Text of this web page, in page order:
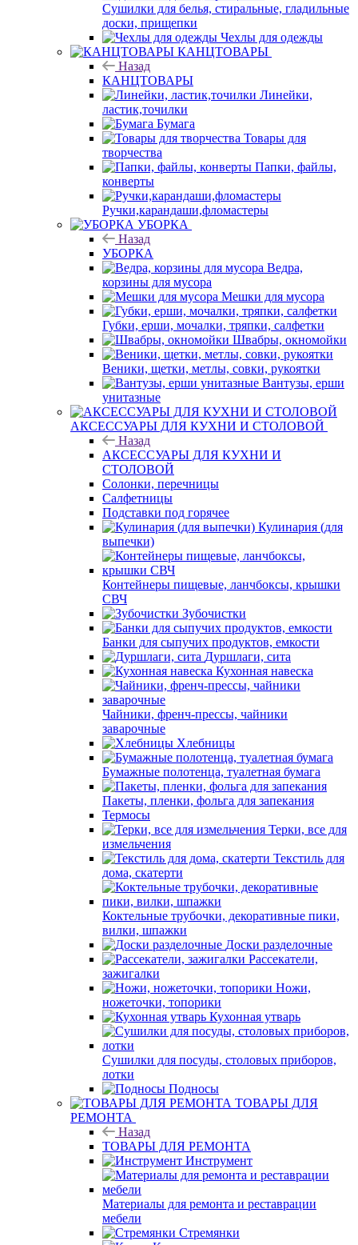
Сушилки для белья, стиральные, гладильные
доски, прищепки
Чехлы для одежды
КАНЦТОВАРЫ
Назад
КАНЦТОВАРЫ
Линейки,
ластик,точилки
Бумага
Товары для
творчества
Папки, файлы,
конверты
Ручки,карандаши,фломастеры
УБОРКА
Назад
УБОРКА
Ведра,
корзины для мусора
Мешки для мусора
Губки, ерши, мочалки, тряпки, салфетки
Швабры, окномойки
Веники, щетки, метлы, совки, рукоятки
Вантузы, ерши
унитазные
АКСЕССУАРЫ ДЛЯ КУХНИ И СТОЛОВОЙ
Назад
АКСЕССУАРЫ ДЛЯ КУХНИ И
СТОЛОВОЙ
Солонки, перечницы
Салфетницы
Подставки под горячее
Кулинария (для
выпечки)
Контейнеры пищевые, ланчбоксы, крышки
СВЧ
Зубочистки
Банки для сыпучих продуктов, емкости
Дуршлаги, сита
Кухонная навеска
Чайники, френч-прессы, чайники
заварочные
Хлебницы
Бумажные полотенца, туалетная бумага
Пакеты, пленки, фольга для запекания
Термосы
Терки, все для
измельчения
Текстиль для
дома, скатерти
Коктельные трубочки, декоративные пики,
вилки, шпажки
Доски разделочные
Рассекатели,
зажигалки
Ножи,
ножеточки, топорики
Кухонная утварь
Сушилки для посуды, столовых приборов,
лотки
Подносы
ТОВАРЫ ДЛЯ
РЕМОНТА
Назад
ТОВАРЫ ДЛЯ РЕМОНТА
Инструмент
Материалы для ремонта и реставрации
мебели
Стремянки